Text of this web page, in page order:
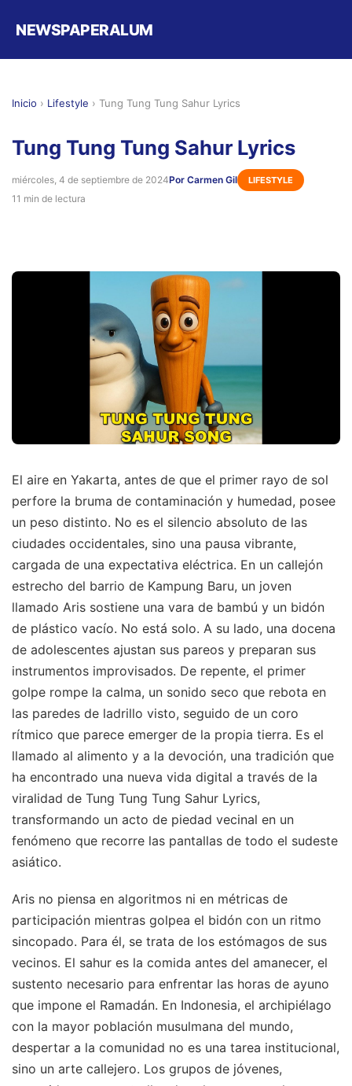
NEWSPAPERALUM
Inicio › Lifestyle › Tung Tung Tung Sahur Lyrics
Tung Tung Tung Sahur Lyrics
miércoles, 4 de septiembre de 2024Por Carmen Gil LIFESTYLE
11 min de lectura
El aire en Yakarta, antes de que el primer rayo de sol
perfore la bruma de contaminación y humedad, posee
un peso distinto. No es el silencio absoluto de las
ciudades occidentales, sino una pausa vibrante,
cargada de una expectativa eléctrica. En un callejón
estrecho del barrio de Kampung Baru, un joven
llamado Aris sostiene una vara de bambú y un bidón
de plástico vacío. No está solo. A su lado, una docena
de adolescentes ajustan sus pareos y preparan sus
instrumentos improvisados. De repente, el primer
golpe rompe la calma, un sonido seco que rebota en
las paredes de ladrillo visto, seguido de un coro
rítmico que parece emerger de la propia tierra. Es el
llamado al alimento y a la devoción, una tradición que
ha encontrado una nueva vida digital a través de la
viralidad de Tung Tung Tung Sahur Lyrics,
transformando un acto de piedad vecinal en un
fenómeno que recorre las pantallas de todo el sudeste
asiático.
Aris no piensa en algoritmos ni en métricas de
participación mientras golpea el bidón con un ritmo
sincopado. Para él, se trata de los estómagos de sus
vecinos. El sahur es la comida antes del amanecer, el
sustento necesario para enfrentar las horas de ayuno
que impone el Ramadán. En Indonesia, el archipiélago
con la mayor población musulmana del mundo,
despertar a la comunidad no es una tarea institucional,
sino un arte callejero. Los grupos de jóvenes,